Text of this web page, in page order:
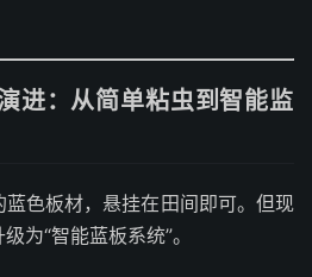
进：从简单粘虫到智能监
色板材，悬挂在田间即可。但现
为“智能蓝板系统”。